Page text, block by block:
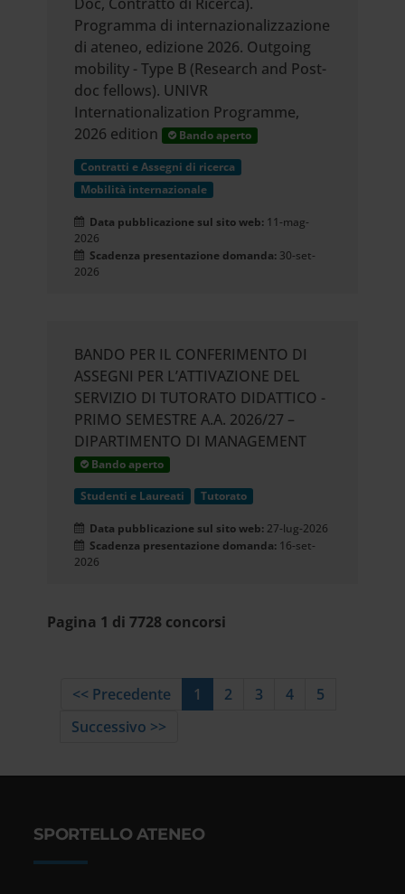
Programma di internazionalizzazione
di ateneo, edizione 2026. Outgoing
mobility - Type B (Research and Post-
doc fellows). UNIVR
Internationalization Programme,
2026 edition
Bando aperto
Contratti e Assegni di ricerca
Mobilità internazionale
Data pubblicazione sul sito web: 11-mag-
2026
Scadenza presentazione domanda: 30-set-
2026
BANDO PER IL CONFERIMENTO DI
ASSEGNI PER L’ATTIVAZIONE DEL
SERVIZIO DI TUTORATO DIDATTICO -
PRIMO SEMESTRE A.A. 2026/27 –
DIPARTIMENTO DI MANAGEMENT
Bando aperto
Studenti e Laureati Tutorato
Data pubblicazione sul sito web: 27-lug-2026
Scadenza presentazione domanda: 16-set-
2026
Pagina 1 di 7728 concorsi
<< Precedente 1 2 3 4
5
Successivo >>
SPORTELLO ATENEO